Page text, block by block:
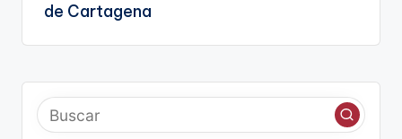
de Cartagena